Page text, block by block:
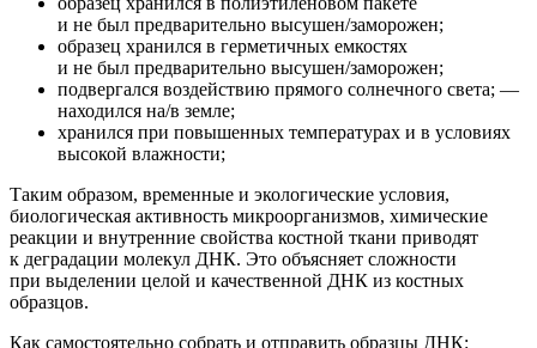
и не был предварительно высушен/заморожен;
образец хранился в герметичных емкостях
и не был предварительно высушен/заморожен;
подвергался воздействию прямого солнечного света; —
находился на/в земле;
хранился при повышенных температурах и в условиях
высокой влажности;
Таким образом, временные и экологические условия,
биологическая активность микроорганизмов, химические
реакции и внутренние свойства костной ткани приводят
к деградации молекул ДНК. Это объясняет сложности
при выделении целой и качественной ДНК из костных
образцов.
Как самостоятельно собрать и отправить образцы ДНК: